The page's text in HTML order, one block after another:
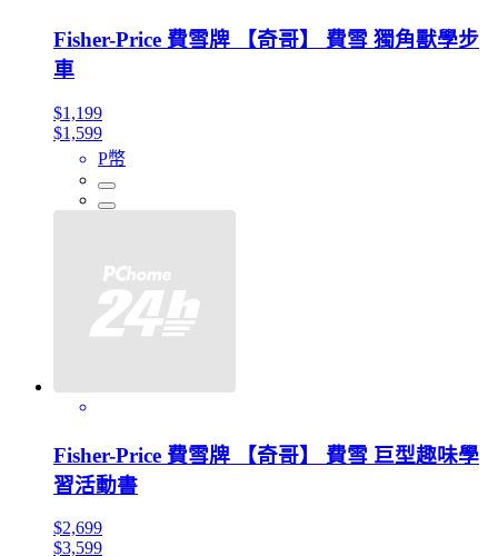
Fisher-Price 費雪牌 【奇哥】 費雪 獨角獸學步
車
$1,199
$1,599
P幣
Fisher-Price 費雪牌 【奇哥】 費雪 巨型趣味學
習活動書
$2,699
$3,599